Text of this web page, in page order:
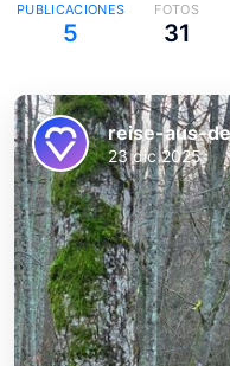
PUBLICACIONES
5
FOTOS
31
reise-aus-
23 dic 2025